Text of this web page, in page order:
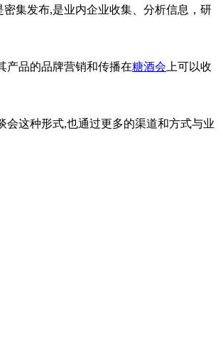
集发布,是业内企业收集、分析信息，研
产品的品牌营销和传播在糖酒会 上可以收
会这种形式,也通过更多的渠道和方式与业